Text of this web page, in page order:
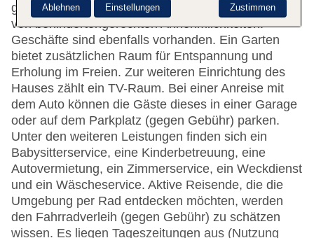
geboten. Die Unterbringung verfügt über eine Reihe
von behindertengerechten Annehmlichkeiten.
Geschäfte sind ebenfalls vorhanden. Ein Garten
bietet zusätzlichen Raum für Entspannung und
Erholung im Freien. Zur weiteren Einrichtung des
Hauses zählt ein TV-Raum. Bei einer Anreise mit
dem Auto können die Gäste dieses in einer Garage
oder auf dem Parkplatz (gegen Gebühr) parken.
Unter den weiteren Leistungen finden sich ein
Babysitterservice, eine Kinderbetreuung, eine
Autovermietung, ein Zimmerservice, ein Weckdienst
und ein Wäscheservice. Aktive Reisende, die die
Umgebung per Rad entdecken möchten, werden
den Fahrradverleih (gegen Gebühr) zu schätzen
wissen. Es liegen Tageszeitungen aus (Nutzung
Zustimmen
Ablehnen Einstellungen